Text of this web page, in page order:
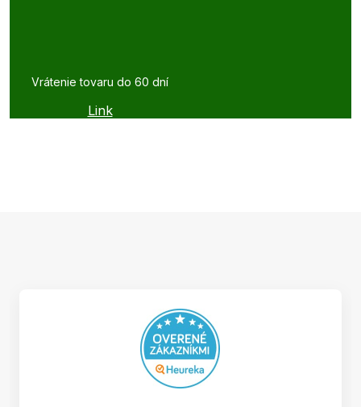
Vrátenie tovaru do 60 dní
Link